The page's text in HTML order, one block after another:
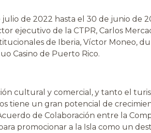
de 2022 hasta el 30 de junio de
ejecutivo de la CTPR, Carlos
de Iberia, Víctor Moneo,
Casino de Puerto Rico.
cultural y comercial, y tanto el
tiene un gran potencial de
de Colaboración entre la
promocionar a la Isla como un